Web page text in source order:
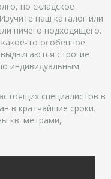
но складское
наш каталог или
ничего подходящего.
то особенное
строгие
индивидуальным
специалистов в
в кратчайшие сроки.
кв. метрами,